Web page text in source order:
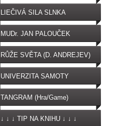
LIEČIVÁ SILA SLNKA
MUDr. JAN PALOUČEK
RŮŽE SVĚTA (D. ANDREJEV)
UNIVERZITA SAMOTY
TANGRAM (Hra/Game)
↓ ↓ ↓ TIP NA KNIHU ↓ ↓ ↓